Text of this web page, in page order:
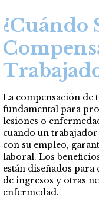
¿Cuándo
La compensación de
fundamental para
lesiones o
cuando un
con su empleo,
laboral. Los
están diseñados
de ingresos y otras
enfermedad.